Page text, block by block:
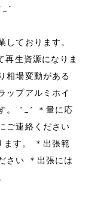
しております。
再生資源になりま
相場変動がある
ップアルミホイ
。 ^_^ ＊量に応
ご連絡ください
ます。 ＊出張範
さい ＊出張には